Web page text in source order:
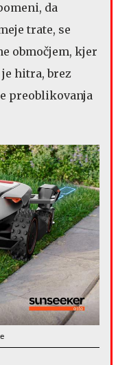
da
trate, se
območjem, kjer
hitra, brez
preoblikovanja